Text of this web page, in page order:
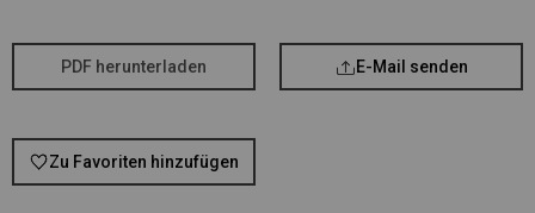
PDF herunterladen E-Mail senden
Zu Favoriten hinzufügen